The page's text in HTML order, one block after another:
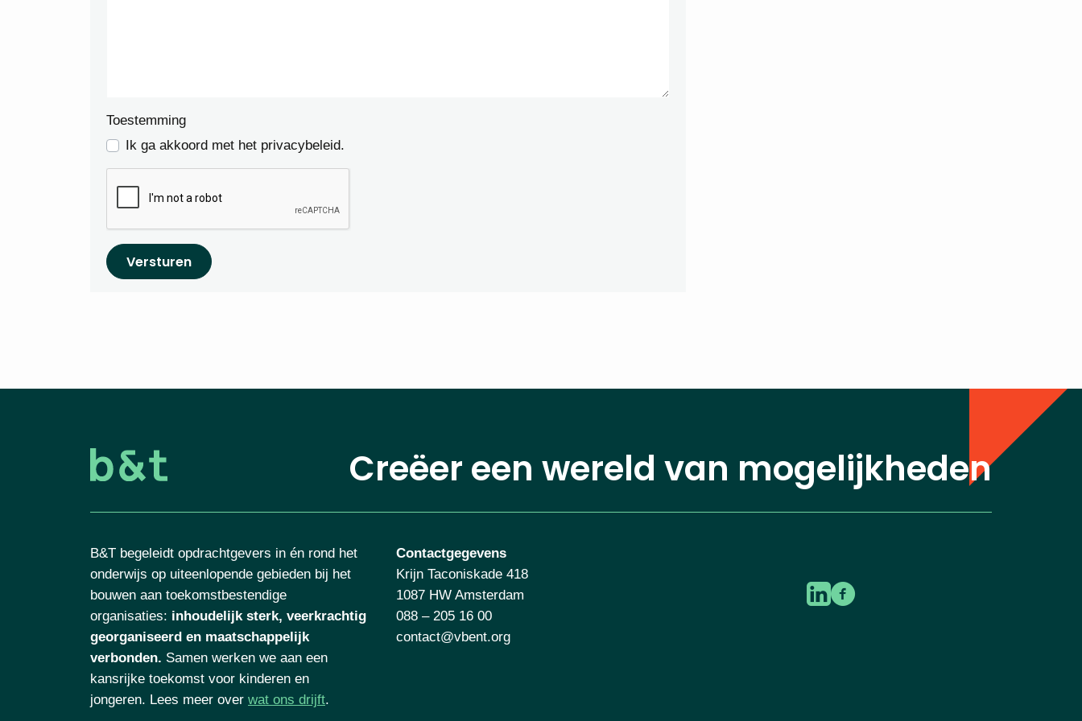
Toestemming
Ik ga akkoord met het privacybeleid.
Versturen
Creëer een wereld van mogelijkheden
B&T begeleidt opdrachtgevers in én rond het
onderwijs op uiteenlopende gebieden bij het
bouwen aan toekomstbestendige
organisaties: inhoudelijk sterk, veerkrachtig
georganiseerd en maatschappelijk
verbonden. Samen werken we aan een
kansrijke toekomst voor kinderen en
jongeren. Lees meer over wat ons drijft.
Contactgegevens
Krijn Taconiskade 418
1087 HW Amsterdam
088 – 205 16 00
contact@vbent.org